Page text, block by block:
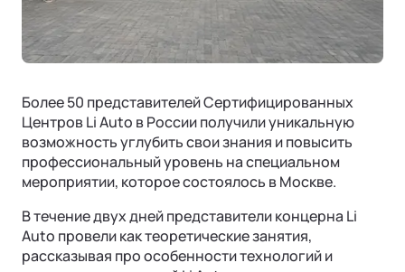
Ли Л6 | Li L6
Городской 5-местный кроссовер
ОТ 6 890 000 ₽
Подробнее
Интеллектуальные ассистенты
Обновление ПО
Операционная система
Более 50 представителей Сертифицированных
Центров Li Auto в России получили уникальную
возможность углубить свои знания и повысить
профессиональный уровень на специальном
мероприятии, которое состоялось в Москве.
В течение двух дней представители концерна Li
Auto провели как теоретические занятия,
рассказывая про особенности технологий и